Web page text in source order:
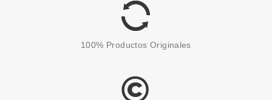
13.50€
100% Productos Originales